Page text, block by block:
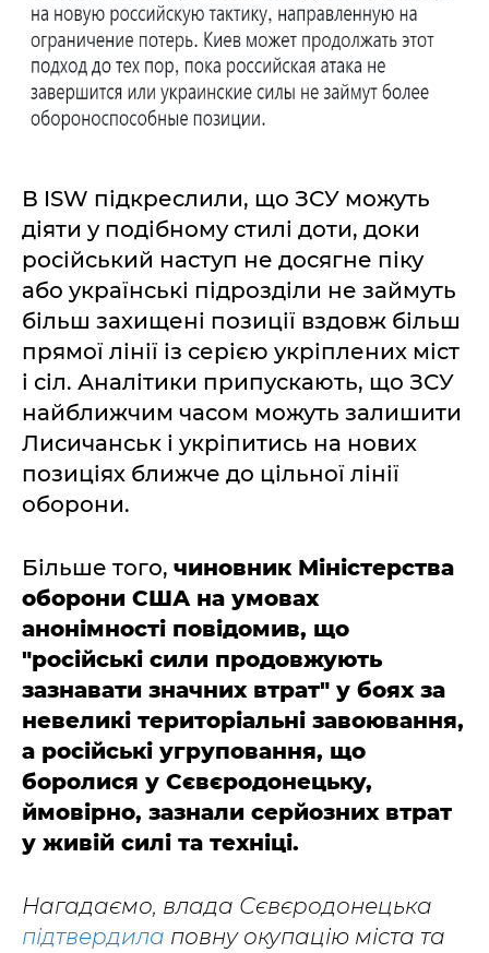
В ISW підкреслили, що ЗСУ можуть
діяти у подібному стилі доти, доки
російський наступ не досягне піку
або українські підрозділи не займуть
більш захищені позиції вздовж більш
прямої лінії із серією укріплених міст
і сіл. Аналітики припускають, що ЗСУ
найближчим часом можуть залишити
Лисичанськ і укріпитись на нових
позиціях ближче до цільної лінії
оборони.
Більше того, чиновник Міністерства
оборони США на умовах
анонімності повідомив, що
"російські сили продовжують
зазнавати значних втрат" у боях за
невеликі територіальні завоювання,
а російські угруповання, що
боролися у Сєвєродонецьку,
ймовірно, зазнали серйозних втрат
у живій силі та техніці.
Нагадаємо, влада Сєвєродонецька
підтвердила повну окупацію міста та